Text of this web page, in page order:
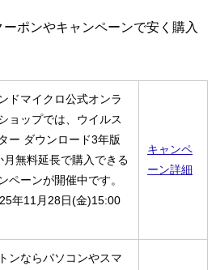
ポンやキャンペーンで安く購入
ドマイクロ公式オンラ
ョップでは、ウイルス
ー ダウンロード3年版
月無料延長で購入できる
ペーンが開催中です。
年11月28日(金)15:00
キャンペ
ーン詳細
ンならパソコンやスマ